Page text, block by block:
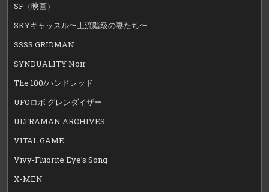
SF（映画）
SKYキャッスル〜上流階級の妻たち〜
SSSS.GRIDMAN
SYNDUALITY Noir
The 100/ハンドレッド
UFOロボ グレンダイザー
ULTRAMAN ARCHIVES
VITAL GAME
Vivy-Fluorite Eye’s Song
X-MEN